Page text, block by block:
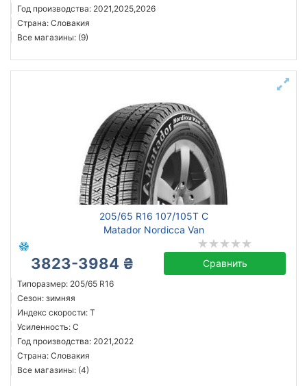
Год производства: 2021,2025,2026
Страна: Словакия
Все магазины: (9)
205/65 R16 107/105T C
Matador Nordicca Van
3823-3984 ₴ Сравнить
Типоразмер: 205/65 R16
Сезон: зимняя
Индекс скорости: T
Усиленность: C
Год производства: 2021,2022
Страна: Словакия
Все магазины: (4)
Усиленная шина
Год производства
Страна производства
Подобрать